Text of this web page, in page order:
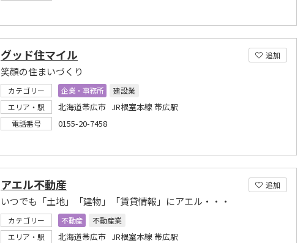
追加
グッド住マイル
笑顔の住まいづくり
カテゴリー 企業・事務所
建設業
エリア・駅
北海道帯広市 JR根室本線 帯広駅
電話番号 0155-20-7458
追加
アエル不動産
いつでも「土地」「建物」「賃貸情報」にアエル・・・
カテゴリー 不動産
不動産業
エリア・駅
北海道帯広市 JR根室本線 帯広駅